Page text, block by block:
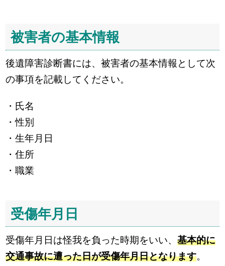
被害者の基本情報
後遺障害診断書には、被害者の基本情報として次
の事項を記載してください。
・氏名
・性別
・生年月日
・住所
・職業
受傷年月日
受傷年月日は怪我を負った時期をいい、基本的に
交通事故に遭った日が受傷年月日となります。